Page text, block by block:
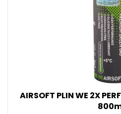
AIRSOFT PLIN WE 2X